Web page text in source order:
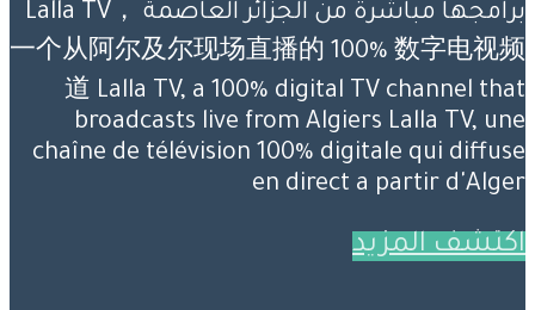
برامجها مباشرة من الجزائر العاصمة Lalla TV，
一个从阿尔及尔现场直播的 100% 数字电视频
道 Lalla TV, a 100% digital TV channel that
broadcasts live from Algiers Lalla TV, une
chaîne de télévision 100% digitale qui diffuse
en direct a partir d'Alger
اكتشف المزيد